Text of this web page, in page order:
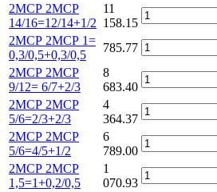
2МСР 2МСР
14/16=12/14+1/2
11
158.15
2МСР 2МСР 1=
0,3/0,5+0,3/0,5
785.77
2МСР 2МСР
9/12= 6/7+2/3
8
683.40
2МСР 2МСР
5/6=2/3+2/3
4
364.37
2МСР 2МСР
5/6=4/5+1/2
6
789.00
2МСР 2МСР
1,5=1+0,2/0,5
1
070.93